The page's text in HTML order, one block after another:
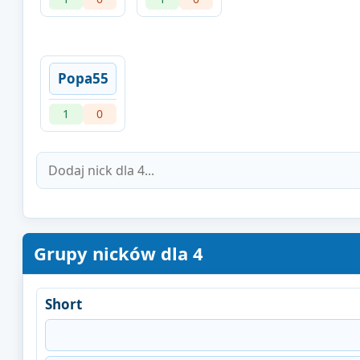
Popa55
1 0
Grupy nicków dla 4
Short